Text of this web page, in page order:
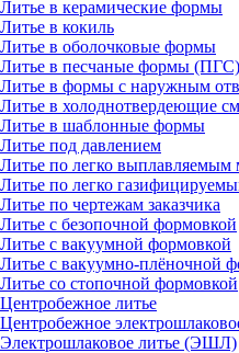
Литье в керамические формы
Литье в кокиль
Литье в оболочковые формы
Литье в песчаные формы (ПГС)
Литье в формы с наружным
Литье в холоднотвердеющие
Литье в шаблонные формы
Литье под давлением
Литье по легко
Литье по легко
Литье по чертежам заказчика
Литье с безопочной формовкой
Литье с вакуумной формовкой
Литье с вакуумно-плёночной
Литье со стопочной формовкой
Центробежное литье
Центробежное
Электрошлаковое литье (ЭШЛ)